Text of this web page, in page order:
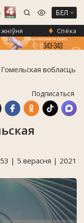
БЕЛ
Спёка не
вобласць
Подписаться
| 5 верасня | 2021